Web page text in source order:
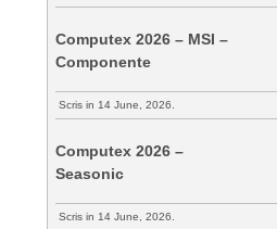
Computex 2026 – MSI –
Componente
Scris in 14 June, 2026.
Computex 2026 –
Seasonic
Scris in 14 June, 2026.